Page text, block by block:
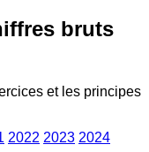
bruts
et les principes
2022 2023 2024